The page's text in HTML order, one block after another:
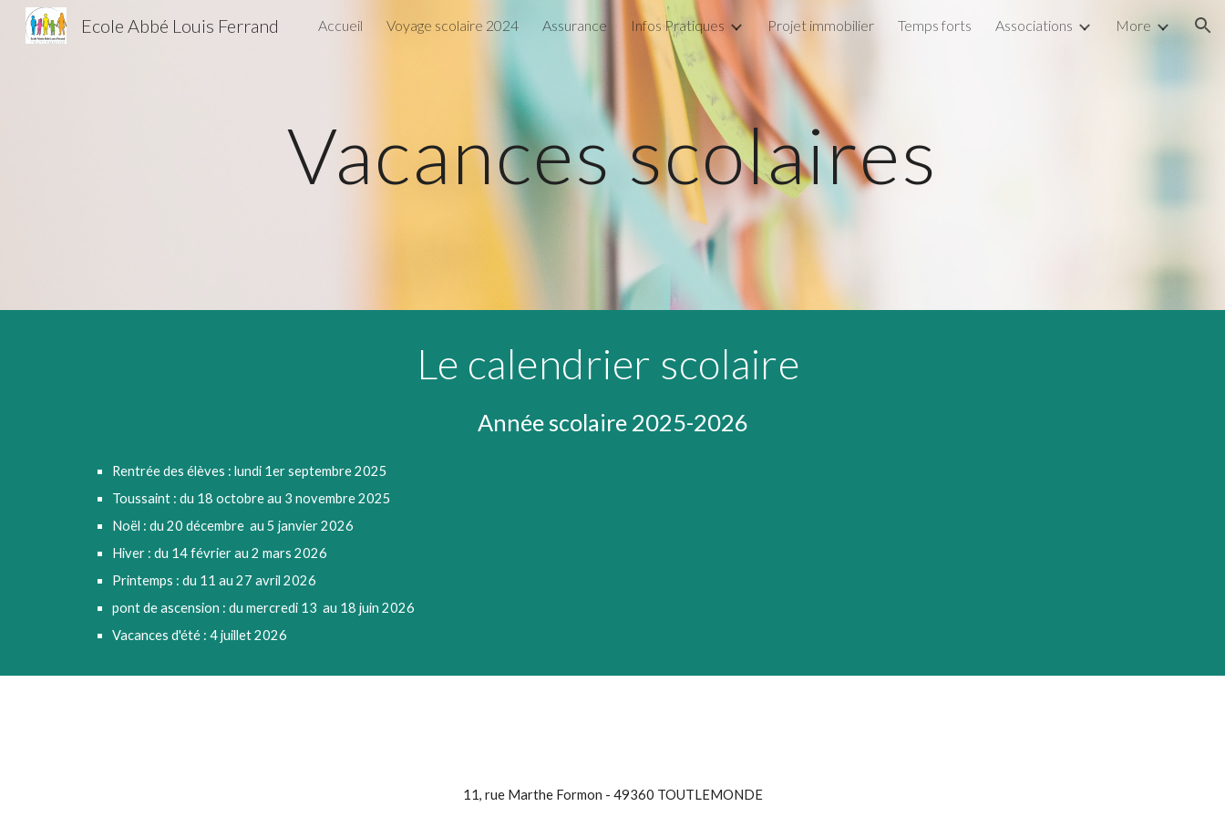
Skip to main content Skip to navigation
Ecole Abbé Louis Ferrand Accueil Voyage scolaire 2024 Assurance Infos Pratiques Projet immobilier Temps forts Associations More
Vacances scolaires
Le calendrier scolaire
Année scolaire 2025-2026
Rentrée des élèves : lundi 1erseptembre 2025
Toussaint : du 18 octobre au 3 novembre 2025
Noël : du 20 décembre au 5 janvier 2026
Hiver : du 14 février au 2 mars 2026
Printemps : du 11 au 27 avril 2026
pont de ascension : du mercredi 13 au 18 juin 2026
Vacances d'été : 4 juillet 2026
11, rue Marthe Formon - 49360 TOUTLEMONDE